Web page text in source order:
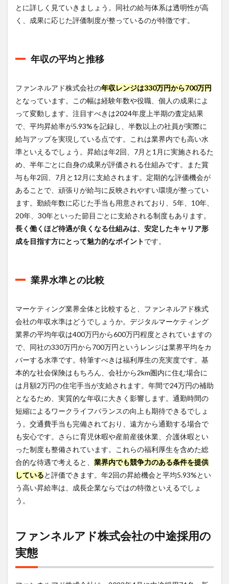
面接
プロ
セス
5
ファ
ルア
ド株
式会
社の
ワー
クラ
イフ
バラ
ンス
は？
5.1
労働
時間
と休
日
のサ
ポー
制
6
ファ
ルア
ド株
式会
社の
リア
ルな
ミと
評判
6.1
社員
の満
足度
と不
満点
の評
価
7
ファ
とに詳しく見ていきましょう。同社の給与体系は透明性が高
く、成果に応じた評価制度が整っているのが特徴です。
年収の平均と推移
ファンネルアド株式会社の年収レンジは330万円から700万円
となっています。この幅は経験年数や役職、個人の成果によ
って変動します。注目すべきは2024年度上半期の査定結果
で、平均昇給率が5.93%を記録し、半数以上の社員が実際に
給与アップを実現している点です。これは業界内でも高い水
準といえるでしょう。昇給は年2回、7月と1月に実施されるた
め、半年ごとに自身の成果が評価される仕組みです。また賞
与も年2回、7月と12月に支給されます。定期的な評価機会が
あることで、頑張りが給与に反映されやすい環境が整ってい
ます。勤続年数に応じた手当も用意されており、5年、10年、
20年、30年といった節目ごとに支給される制度もあります。
長く働くほど待遇が良くなる仕組みは、安定したキャリア形
成を目指す方にとって魅力的なポイントです。
業界水準との比較
マーケティング業界全体と比較すると、ファンネルアド株式
会社の年収水準はどうでしょうか。デジタルマーケティング
業界の平均年収は400万円から600万円程度とされていますの
で、同社の330万円から700万円というレンジは業界平均をカ
バーする水準です。特筆すべきは福利厚生の充実度です。基
本的な社会保険はもちろん、会社から2km圏内に住む場合に
は月額2万円の住宅手当が支給されます。年間で24万円の補助
となるため、実質的な年収に大きく影響します。通勤時間の
短縮によるワークライフバランスの向上も期待できるでしょ
う。交通費手当も完備されており、遠方から通勤する場合で
も安心です。さらに育児休暇や産前産後休業、介護休暇とい
った制度も整備されています。これらの福利厚生を含めた総
合的な待遇で考えると、 業界内でも競争力のある条件を提供
していると評価できます。年2回の昇給機会と平均5.93%とい
う高い昇給率は、成長企業ならではの特徴といえるでしょ
う。
ファンネルアド株式会社の中途採用の
実態